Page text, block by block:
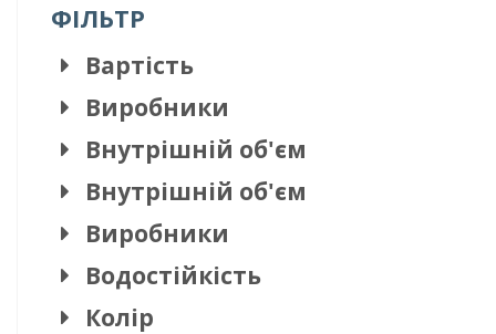
ФІЛЬТР
Вартість
Виробники
Внутрішній об'єм
Внутрішній об'єм
Виробники
Водостійкість
Колір